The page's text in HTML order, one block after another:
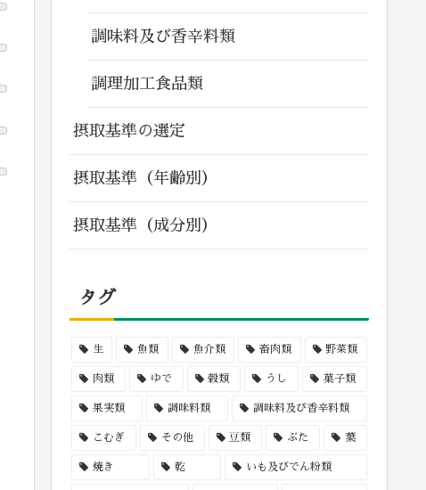
調味料及び香辛料類
調理加工食品類
摂取基準の選定
摂取基準（年齢別）
摂取基準（成分別）
タグ
生 魚類 魚介類 畜肉類 野菜類
肉類 ゆで 穀類 うし 菓子類
果実類 調味料類 調味料及び香辛料類
こむぎ その他 豆類 ぶた 葉
焼き 乾 いも及びでん粉類